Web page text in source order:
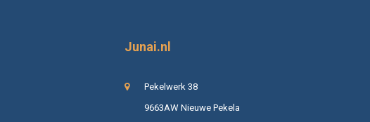
Junai.nl
Pekelwerk 38
9663AW Nieuwe Pekela